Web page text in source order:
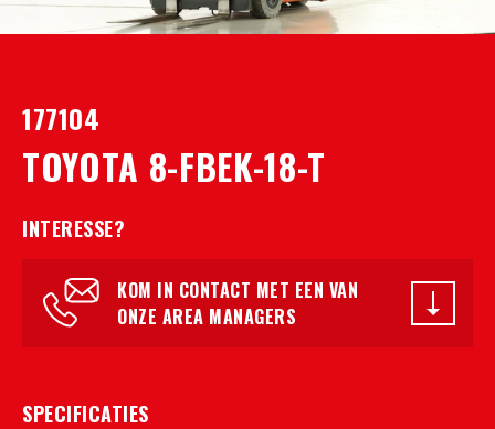
177104
TOYOTA 8-FBEK-18-T
INTERESSE?
KOM IN CONTACT MET EEN VAN
ONZE AREA MANAGERS
SPECIFICATIES